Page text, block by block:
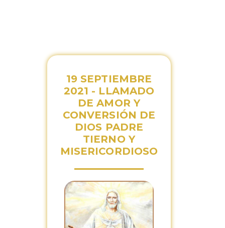
19 SEPTIEMBRE
2021 - LLAMADO
DE AMOR Y
CONVERSIÓN DE
DIOS PADRE
TIERNO Y
MISERICORDIOSO